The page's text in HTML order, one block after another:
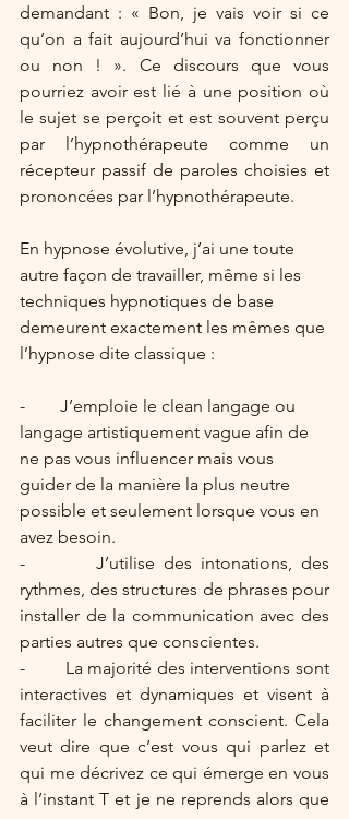
demandant : « Bon, je vais voir si ce
qu’on a fait aujourd’hui va fonctionner
ou non ! ». Ce discours que vous
pourriez avoir est lié à une position où
le sujet se perçoit et est souvent perçu
par l’hypnothérapeute comme un
récepteur passif de paroles choisies et
prononcées par l’hypnothérapeute.
En hypnose évolutive, j’ai une toute
autre façon de travailler, même si les
techniques hypnotiques de base
demeurent exactement les mêmes que
l’hypnose dite classique :
-        J’emploie le clean langage ou
langage artistiquement vague afin de
ne pas vous influencer mais vous
guider de la manière la plus neutre
possible et seulement lorsque vous en
avez besoin.
-        J’utilise des intonations, des
rythmes, des structures de phrases pour
installer de la communication avec des
parties autres que conscientes.
-        La majorité des interventions sont
interactives et dynamiques et visent à
faciliter le changement conscient. Cela
veut dire que c’est vous qui parlez et
qui me décrivez ce qui émerge en vous
à l’instant T et je ne reprends alors que